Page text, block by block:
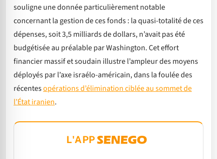
souligne une donnée particulièrement notable
concernant la gestion de ces fonds : la quasi-totalité de ces
dépenses, soit 3,5 milliards de dollars, n’avait pas été
budgétisée au préalable par Washington. Cet effort
financier massif et soudain illustre l’ampleur des moyens
déployés par l’axe israélo-américain, dans la foulée des
récentesopérations d’élimination ciblée au sommet de
l’État iranien.
L'APP